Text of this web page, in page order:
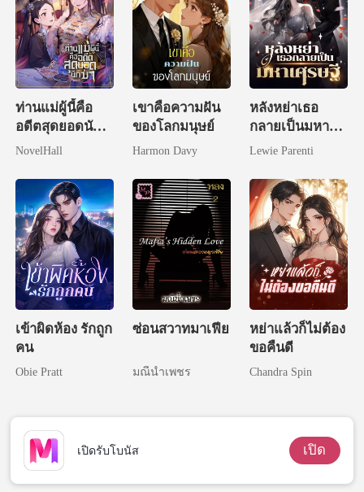
ท่านแม่ผู้นี้คือ
อดีตสุดยอดนัก
ฆ่า
NovelHall
เขาคือความฝัน
ของโลกมนุษย์
Harmon Davy
หลังหย่าเธอ
กลายเป็นมหา
เศรษฐี
Lewie Parenti
เข้าผิดห้อง รักถูก
คน
Obie Pratt
ซ่อนสวาทมาเฟีย
มณีน้ำเพชร
หย่าแล้วก็ไม่ต้อง
ขอคืนดี
Chandra Spin
เปิดรับโบนัส เปิด